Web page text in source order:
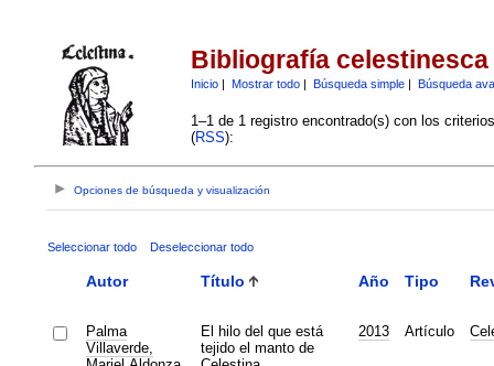
Bibliografía celestinesca
Inicio| Mostrar todo| Búsqueda simple| Búsqueda
1–1 de 1 registro encontrado(s) con los
(RSS):
Opciones de búsqueda y visualización
Seleccionar todo Deseleccionar todo
Autor Título Año Tipo
Palma
Villaverde,
El hilo del que está
tejido el manto de
2013 Artículo